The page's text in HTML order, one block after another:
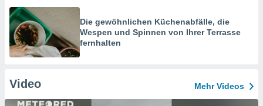
Die gewöhnlichen Küchenabfälle, die
Wespen und Spinnen von Ihrer Terrasse
fernhalten
Video Mehr Videos